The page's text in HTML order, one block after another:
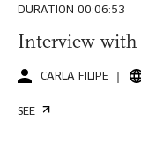
DURATION 00:06:53
Interview with
CARLA FILIPE
SEE